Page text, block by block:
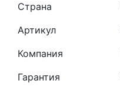
Страна
Артикул
Компания
Гарантия